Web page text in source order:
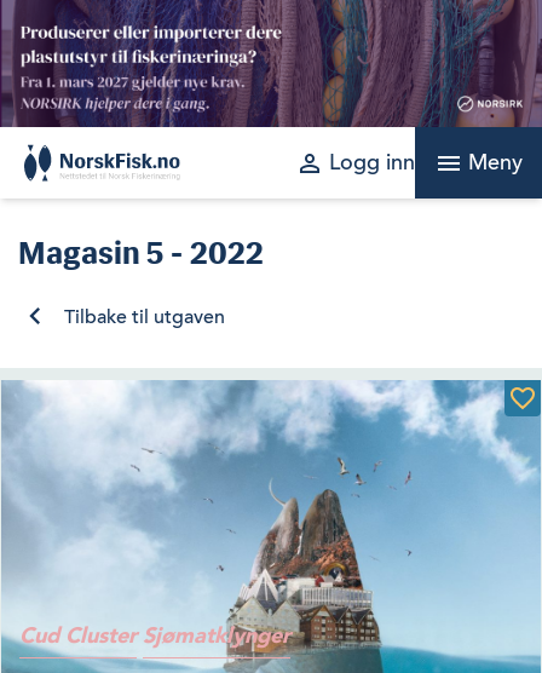
Skip
content
perm_identity Logg inn menu Meny
Magasin5 - 2022
Tilbake til utgaven
Cud Cluster Sjømatklynger